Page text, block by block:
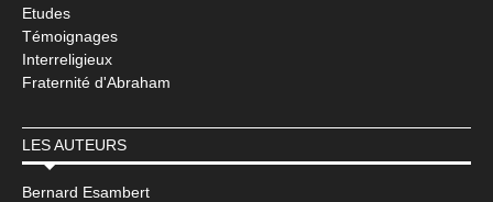
Etudes
Témoignages
Interreligieux
Fraternité d'Abraham
LES AUTEURS
Bernard Esambert